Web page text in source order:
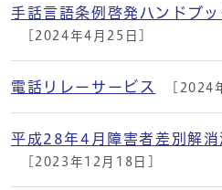
手話言語条例啓発ハンドブ
[2024年4月25日]
電話リレーサービス [2024
平成28年4月障害者差別解消
[2023年12月18日]